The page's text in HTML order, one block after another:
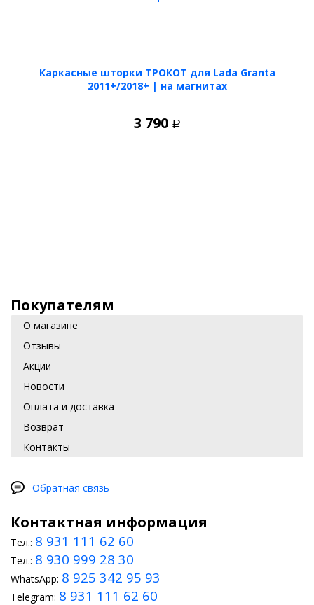
Каркасные шторки ТРОКОТ для Lada Granta
2011+/2018+ | на магнитах
3 790 Р
Покупателям
О магазине
Отзывы
Акции
Новости
Оплата и доставка
Возврат
Контакты
Обратная связь
Контактная информация
Тел.: 8 931 111 62 60
Тел.: 8 930 999 28 30
WhatsApp: 8 925 342 95 93
Telegram: 8 931 111 62 60